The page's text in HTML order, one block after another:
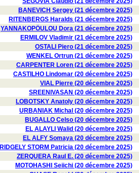
BANEVICH Sergey (21 décembre 2025)
RITENBERGS Haralds (21 décembre 2025)
YANNAKOPÖULOU Dora (21 décembre 2025)
ERMILOV Vladimir (21 décembre 2025)
OSTALI Piero (21 décembre 2025)
WENKEL Ortrun (21 décembre 2025)
CARPENTER Loren (21 décembre 2025)
CASTILHO Lindomar (20 décembre 2025)
VIAL Pierre (20 décembre 2025)
SREENIVASAN (20 décembre 2025)
LOBOTSKY Anatoly (20 décembre 2025)
URBANIAK Michal (20 décembre 2025)
BUGALLO Celso (20 décembre 2025)
EL ALAYLI Walid (20 décembre 2025)
EL ALFY Somaya (20 décembre 2025)
RIDGELY STORM Patricia (20 décembre 2025)
ZERQUERA Raul E. (20 décembre 2025)
MOTOHASHI Seiichi (20 décembre 2025)